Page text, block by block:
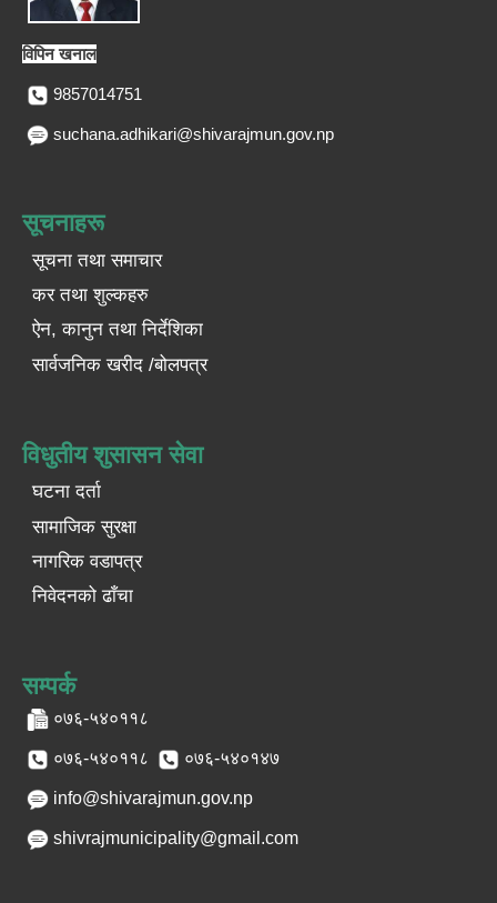
विपिन खनाल
9857014751
suchana.adhikari@shivarajmun.gov.np
सूचनाहरू
सूचना तथा समाचार
कर तथा शुल्कहरु
ऐन, कानुन तथा निर्देशिका
सार्वजनिक खरीद /बोलपत्र
विधुतीय शुसासन सेवा
घटना दर्ता
सामाजिक सुरक्षा
नागरिक वडापत्र
निवेदनको ढाँचा
सम्पर्क
०७६-५४०११८
०७६-५४०११८ ०७६-५४०१४७
info@shivarajmun.gov.np
shivrajmunicipality@gmail.com